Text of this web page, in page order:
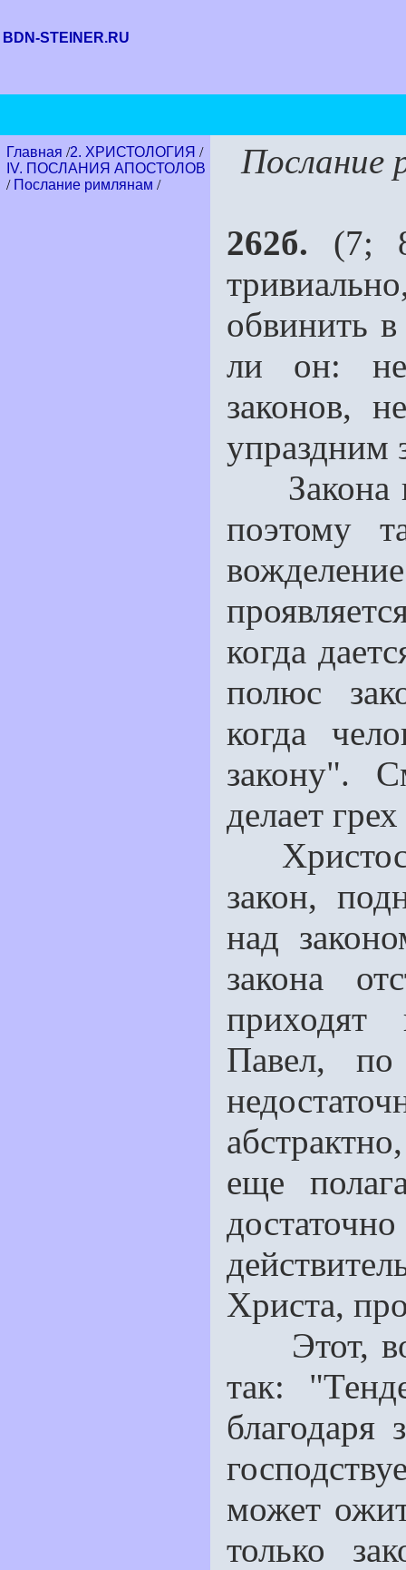
BDN-STEINER.RU
Главная /2. ХРИСТОЛОГИЯ /
IV. ПОСЛАНИЯ АПОСТОЛОВ
/ Послание римлянам /
Послание
262б. (7;
обвинить
ли он: не
законов,
упраздним
Закона
поэтому
когда
полюс
когда
закону".
делает
Христос
закон,
над
закона
приходят
Павел,
еще
Христа,
Этот,
так:
благодаря
может
только